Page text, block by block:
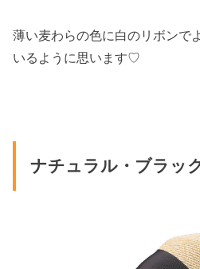
薄い麦わらの色に白のリボンで
いるように思います♡
ナチュラル・ブラッ